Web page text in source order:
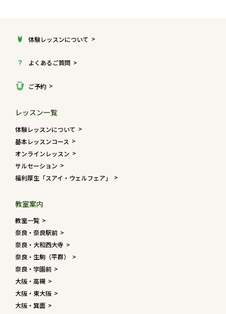
体験レッスンについて
よくあるご質問
ご予約
レッスン一覧
体験レッスンについて
基本レッスンコース
オンラインレッスン
サルセーション
福利厚生「スアイ・ウェルフェア」
教室案内
教室一覧
奈良・奈良駅前
奈良・大和西大寺
奈良・生駒（平群）
大阪・高槻
奈良・学園前
大阪・東大阪
大阪・箕面